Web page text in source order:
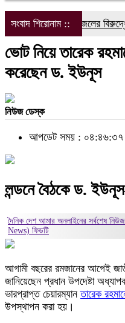
সংবাদ শিরোনাম ::ডিপজলের বিরুদ্ধে
ভোট নিয়ে তারেক
করেছেন ড. ইউনূস
নিউজ ডেস্ক
আপডেট সময় : ০৪:৪৬:৩৭
লন্ডনে বৈঠকে ড.
দৈনিক দেশ আমার অনলাইনের সর্বশেষ
News) ফিডটি
আগামী বছরের রমজানের আগেই
জানিয়েছেন প্রধান উপদেষ্টা
ভারপ্রাপ্ত চেয়ারম্যানতারেক
উপস্থাপন করা হয়।